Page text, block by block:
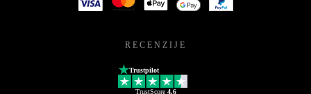
RECENZIJE
Trustpilot
TrustScore 4.6